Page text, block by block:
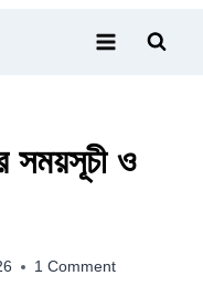
সময়সূচী ও
1 Comment